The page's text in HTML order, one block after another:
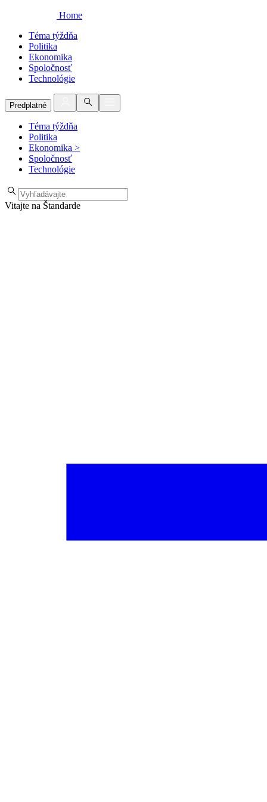
Home
Téma týždňa
Politika
Ekonomika
Spoločnosť
Technológie
Predplatné
Téma týždňa
Politika
Ekonomika >
Spoločnosť
Technológie
Vitajte na Štandarde